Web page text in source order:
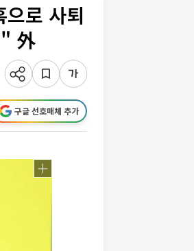
로 사퇴
外
구글 선호매체 추가